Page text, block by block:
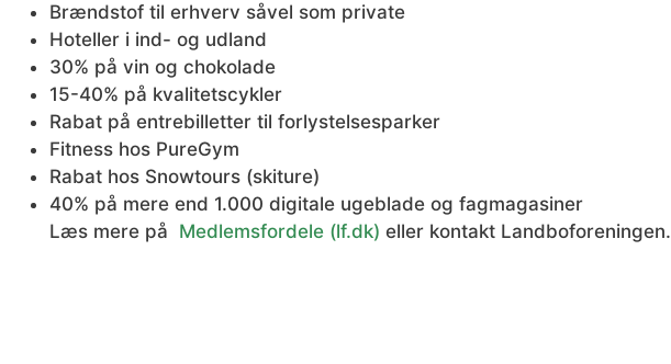
Brændstof til erhverv såvel som private
Hoteller i ind- og udland
30% på vin og chokolade
15-40% på kvalitetscykler
Rabat på entrebilletter til forlystelsesparker
Fitness hos PureGym
Rabat hos Snowtours (skiture)
40% på mere end 1.000 digitale ugeblade og fagmagasiner
Læs mere på Medlemsfordele (lf.dk) eller kontakt Landboforeningen.